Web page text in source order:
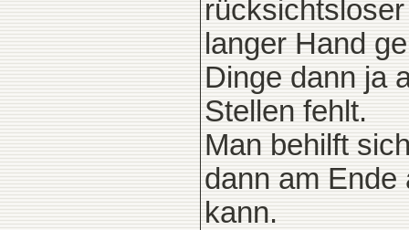
langer Hand
Dinge dann ja
Stellen fehlt.
Man behilft
dann am Ende
kann.